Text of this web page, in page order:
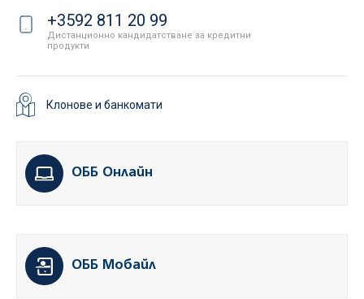
+3592 811 20 99
Дистанционно кандидатстване за кредитни
продукти
Клонове и банкомати
ОББ Онлайн
ОББ Мобайл